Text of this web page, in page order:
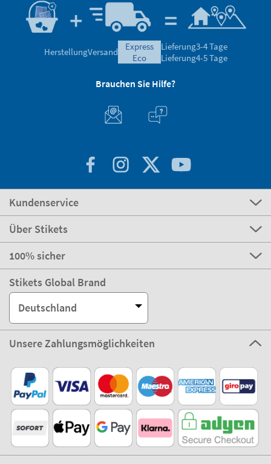
HerstellungVersand
express
eco
Lieferung3-4 Tage
Lieferung4-5 Tage
Brauchen Sie Hilfe?
Kundenservice
Über Stikets
100% sicher
Stikets Global Brand
Deutschland
Unsere Zahlungsmöglichkeiten